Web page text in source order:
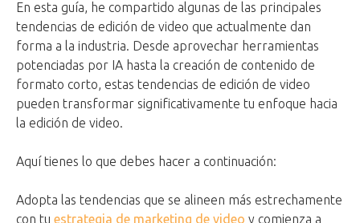
En esta guía, he compartido algunas de las principales
tendencias de edición de video que actualmente dan
forma a la industria. Desde aprovechar herramientas
potenciadas por IA hasta la creación de contenido de
formato corto, estas tendencias de edición de video
pueden transformar significativamente tu enfoque hacia
la edición de video.
Aquí tienes lo que debes hacer a continuación:
Adopta las tendencias que se alineen más estrechamente
con tu estrategia de marketing de video y comienza a